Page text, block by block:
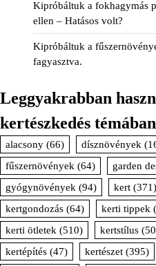
Kipróbáltuk a fokhagymás
ellen – Hatásos volt?
Kipróbáltuk a
fagyasztva.
Leggyakrabban
kertészkedés
alacsony (66) dísznövények
fűszernövények (64) garden
gyógynövények (94) kert (371)
kertgondozás (64) kerti tippek
kerti ötletek (510) kertstílus
kertépítés (47) kertészet (395)